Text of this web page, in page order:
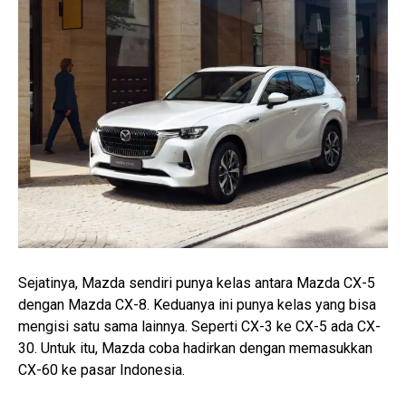
Sejatinya, Mazda sendiri punya kelas antara Mazda CX-5
dengan Mazda CX-8. Keduanya ini punya kelas yang bisa
mengisi satu sama lainnya. Seperti CX-3 ke CX-5 ada CX-
30. Untuk itu, Mazda coba hadirkan dengan memasukkan
CX-60 ke pasar Indonesia.